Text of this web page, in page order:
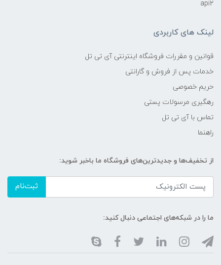
api2
لینک های کاربردی
قوانین و مقررات فروشگاه اینترنتی آی تی تل
خدمات پس از فروش و گارانتی
حریم خصوصی
رهگیری مرسولات پستی
تماس با آی تی تل
راهنما
از تخفیف‌ها و جدیدترین‌های فروشگاه ما باخبر شوید:
ثبت‌نام
ما را در شبکه‌های اجتماعی دنبال کنید: